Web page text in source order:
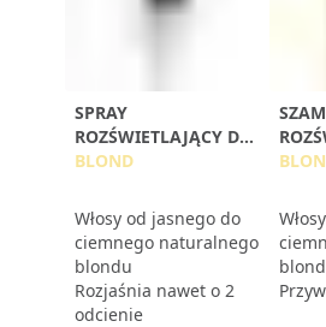
SPRAY
ROZŚWIETLAJĄCY DO
WŁOSÓW BLOND
BLOND
Włosy od jasnego do
ciemnego naturalnego
blondu
Rozjaśnia nawet o 2
odcienie